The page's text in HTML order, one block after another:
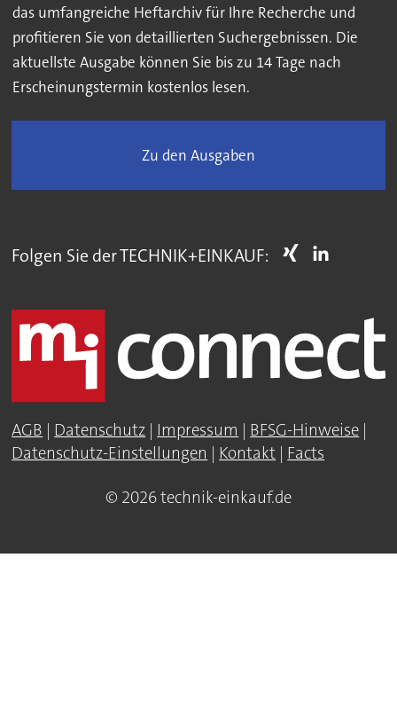
das umfangreiche Heftarchiv für Ihre Recherche und
profitieren Sie von detaillierten Suchergebnissen. Die
aktuellste Ausgabe können Sie bis zu 14 Tage nach
Erscheinungstermin kostenlos lesen.
Zu den Ausgaben
Folgen Sie der TECHNIK+EINKAUF:
AGB | Datenschutz | Impressum | BFSG-Hinweise |
Datenschutz-Einstellungen | Kontakt | Facts
© 2026 technik-einkauf.de